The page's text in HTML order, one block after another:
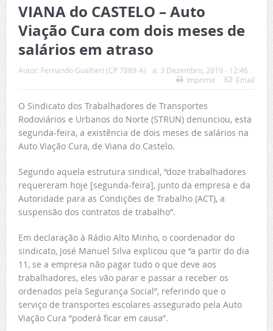
VIANA do CASTELO – Auto
Viação Cura com dois meses de
salários em atraso
Autor: Fernando Gualtieri (CP 7889-A) a: 3 Dezembro, 2019 - 12:46
Imprimir
Email
O Sindicato dos Trabalhadores de Transportes
Rodoviários e Urbanos do Norte (STRUN) denunciou, esta
segunda-feira, a existência de dois meses de salários na
Auto Viação Cura, de Viana do Castelo.
Segundo aquela estrutura sindical, “doze trabalhadores
requereram hoje [segunda-feira], junto da empresa e da
Autoridade para as Condições de Trabalho (ACT), a
suspensão dos contratos de trabalho”.
Em declaração à Rádio Alto Minho, o coordenador do
sindicato, José Manuel Silva explicou que “a partir do dia
11, se a empresa não pagar tudo o que deve aos
trabalhadores, eles vão parar e passar a receber os
ordenados pela Segurança Social”, referindo que o
serviço de transportes escolares assegurado pela Auto
Viação Cura “poderá ficar em causa”.